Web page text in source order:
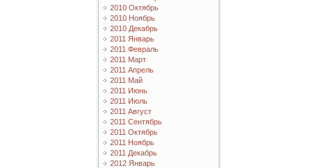
2010 Октябрь
2010 Ноябрь
2010 Декабрь
2011 Январь
2011 Февраль
2011 Март
2011 Апрель
2011 Май
2011 Июнь
2011 Июль
2011 Август
2011 Сентябрь
2011 Октябрь
2011 Ноябрь
2011 Декабрь
2012 Январь